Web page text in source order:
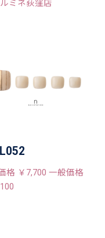
ミネ荻窪店
格 ￥7,700 一般価格